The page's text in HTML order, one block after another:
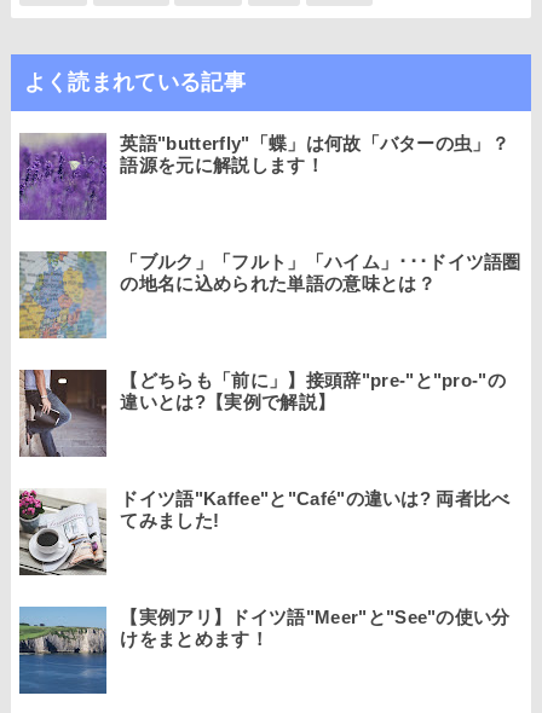
よく読まれている記事
英語"butterfly"「蝶」は何故「バターの虫」？
語源を元に解説します！
「ブルク」「フルト」「ハイム」･･･ドイツ語圏
の地名に込められた単語の意味とは？
【どちらも「前に」】接頭辞"pre-"と"pro-"の
違いとは?【実例で解説】
ドイツ語"Kaffee"と"Café"の違いは? 両者比べ
てみました!
【実例アリ】ドイツ語"Meer"と"See"の使い分
けをまとめます！